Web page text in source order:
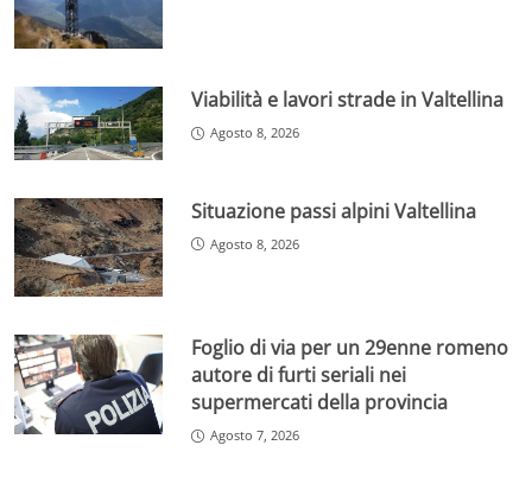
Viabilità e lavori strade in Valtellina
Agosto 8, 2026
Situazione passi alpini Valtellina
Agosto 8, 2026
Foglio di via per un 29enne romeno
autore di furti seriali nei
supermercati della provincia
Agosto 7, 2026